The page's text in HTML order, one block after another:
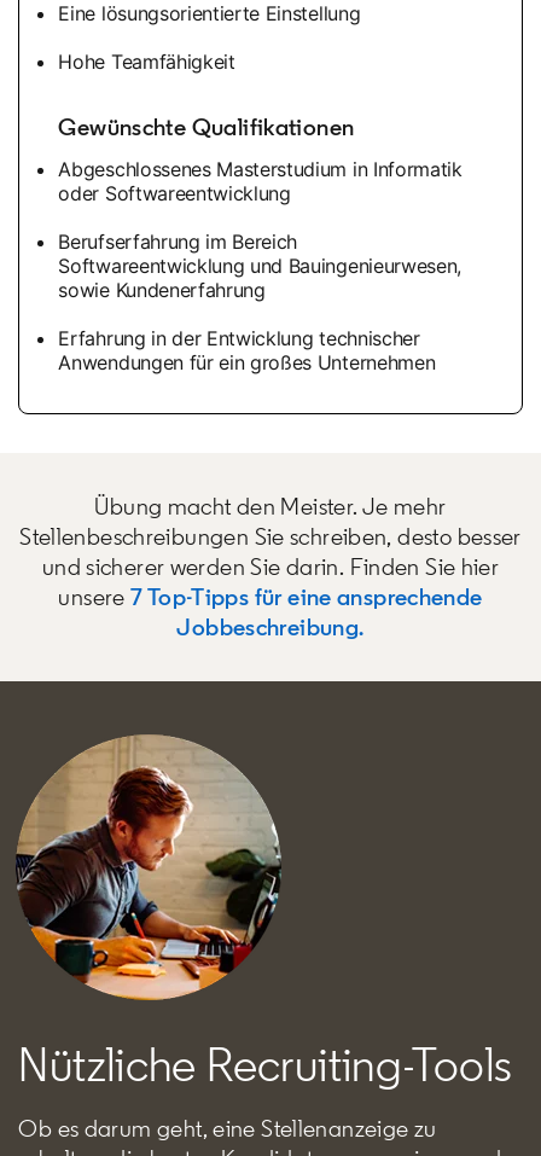
Eine lösungsorientierte Einstellung
Hohe Teamfähigkeit
Gewünschte Qualifikationen
Abgeschlossenes Masterstudium in Informatik
oder Softwareentwicklung
Berufserfahrung im Bereich
Softwareentwicklung und Bauingenieurwesen,
sowie Kundenerfahrung
Erfahrung in der Entwicklung technischer
Anwendungen für ein großes Unternehmen
Übung macht den Meister. Je mehr
Stellenbeschreibungen Sie schreiben, desto besser
und sicherer werden Sie darin. Finden Sie hier
unsere7 Top-Tipps für eine ansprechende
Jobbeschreibung.
Nützliche Recruiting-Tools
Ob es darum geht, eine Stellenanzeige zu